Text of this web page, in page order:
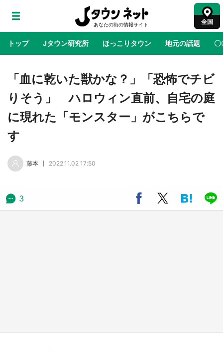
全国
トップ Jタウン研究所 ほっこりタウン 地元の話題 〇
地域×二次元 絶景 あの時はありがとう 物語がはじ
アニメ『はたらく細胞』と神奈川県の3度目コ
ラボ 作品の世界観通じて「小児がん」学べる
太郎グッズ買える 銀座・博品館TOY PARKへ
ラプラス・ダークネスが栃木県を征服！？ 県
公式プロモ動画で「聖地」が生産されてます
「血に乾いた獣かな？」「恐怖でチビ
りそう」 ハロウィン直前、自宅の庭
に現れた「モンスター」がこちらで
す
藤本 2022.11.02 17:50
3